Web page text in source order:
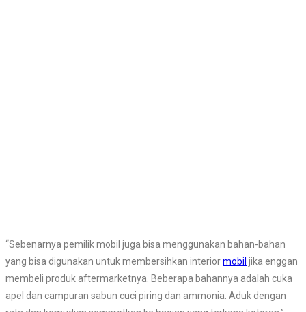
“Sebenarnya pemilik mobil juga bisa menggunakan bahan-bahan
yang bisa digunakan untuk membersihkan interiormobil jika enggan
membeli produk aftermarketnya. Beberapa bahannya adalah cuka
apel dan campuran sabun cuci piring dan ammonia. Aduk dengan